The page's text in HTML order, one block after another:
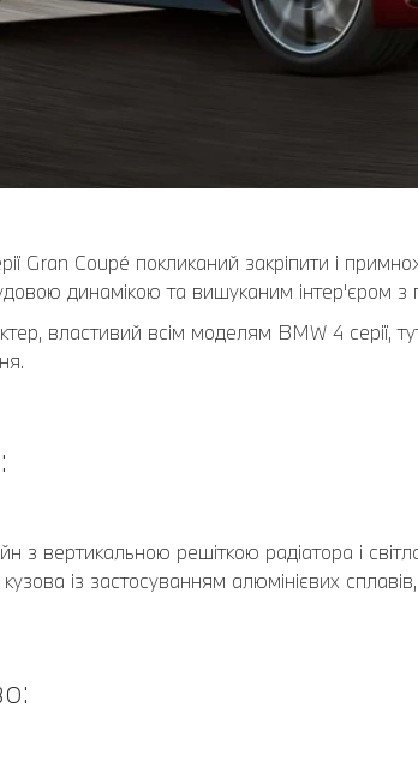
Gran Coupé покликаний закріпити і
динамікою та вишуканим інтер'єром з
властивий всім моделям BMW 4 серії,
з вертикальною решіткою радіатора і
кузова із застосуванням алюмінієвих